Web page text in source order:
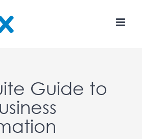
Guide to